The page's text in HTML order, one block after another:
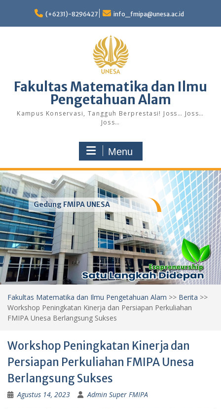
content
(+6231)-8296427 info_fmipa@unesa.ac.id
Fakultas Matematika dan Ilmu
Pengetahuan Alam
Kampus Konservasi, Tangguh Berprestasi! Joss… Joss…
Joss…
Menu
Gedung FMIPA UNESA
Fakultas Matematika dan Ilmu Pengetahuan Alam >> Berita >>
Workshop Peningkatan Kinerja dan Persiapan Perkuliahan
FMIPA Unesa Berlangsung Sukses
Workshop Peningkatan Kinerja dan
Persiapan Perkuliahan FMIPA Unesa
Berlangsung Sukses
Agustus 14, 2023 Admin Super FMIPA